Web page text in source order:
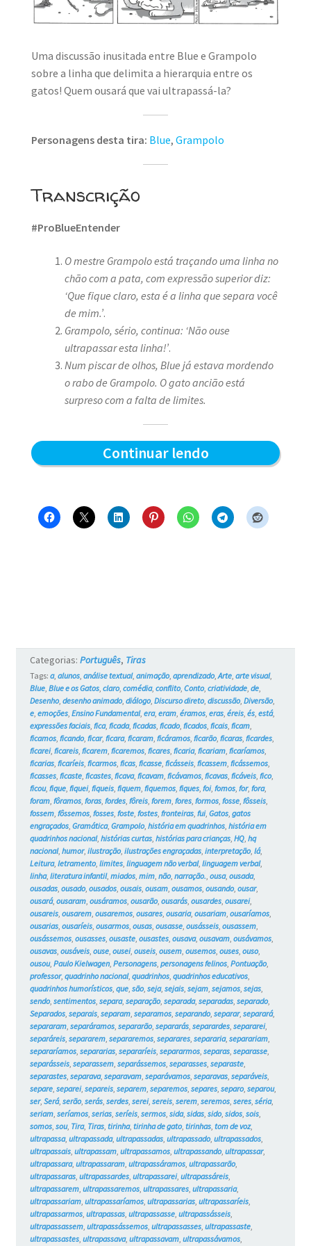
MINHA CONTA
CARRINHO
Search
for:
Uma discussão inusitada entre Blue e Grampolo
sobre a linha que delimita a hierarquia entre os
gatos! Quem ousará que vai ultrapassá-la?
Personagens desta tira: Blue, Grampolo
Transcrição
#ProBlueEntender
O mestre Grampolo está traçando uma linha no
chão com a pata, com expressão superior diz:
‘Que fique claro, esta é a linha que separa você
de mim.’.
Grampolo, sério, continua: ‘Não ouse
ultrapassar esta linha!’.
Num piscar de olhos, Blue já estava mordendo
o rabo de Grampolo. O gato ancião está
surpreso com a falta de limites.
Continuar lendoGrampolo
linha
Gatos
#5
Categorias: Português, Tiras
Tags: a, alunos, análise textual, animação, aprendizado, Arte, arte visual,
Blue, Blue e os Gatos, claro, comédia, conflito, Conto, criatividade, de,
Desenho, desenho animado, diálogo, Discurso direto, discussão, Diversão,
e, emoções, Ensino Fundamental, era, eram, éramos, eras, éreis, és, está,
expressões faciais, fica, ficada, ficadas, ficado, ficados, ficais, ficam,
ficamos, ficando, ficar, ficara, ficaram, ficáramos, ficarão, ficaras, ficardes,
ficarei, ficareis, ficarem, ficaremos, ficares, ficaria, ficariam, ficaríamos,
ficarias, ficaríeis, ficarmos, ficas, ficasse, ficásseis, ficassem, ficássemos,
ficasses, ficaste, ficastes, ficava, ficavam, ficávamos, ficavas, ficáveis, fico,
ficou, fique, fiquei, fiqueis, fiquem, fiquemos, fiques, foi, fomos, for, fora,
foram, fôramos, foras, fordes, fôreis, forem, fores, formos, fosse, fôsseis,
fossem, fôssemos, fosses, foste, fostes, fronteiras, fui, Gatos, gatos
engraçados, Gramática, Grampolo, história em quadrinhos, história em
quadrinhos nacional, histórias curtas, histórias para crianças, HQ, hq
nacional, humor, ilustração, ilustrações engraçadas, interpretação, lá,
Leitura, letramento, limites, linguagem não verbal, linguagem verbal,
linha, literatura infantil, miados, mim, não, narração. ousa, ousada,
ousadas, ousado, ousados, ousais, ousam, ousamos, ousando, ousar,
ousará, ousaram, ousáramos, ousarão, ousarás, ousardes, ousarei,
ousareis, ousarem, ousaremos, ousares, ousaria, ousariam, ousaríamos,
ousarias, ousaríeis, ousarmos, ousas, ousasse, ousásseis, ousassem,
ousássemos, ousasses, ousaste, ousastes, ousava, ousavam, ousávamos,
ousavas, ousáveis, ouse, ousei, ouseis, ousem, ousemos, ouses, ouso,
ousou, Paulo Kielwagen, Personagens, personagens felinos, Pontuação,
professor, quadrinho nacional, quadrinhos, quadrinhos educativos,
quadrinhos humorísticos, que, são, seja, sejais, sejam, sejamos, sejas,
sendo, sentimentos, separa, separação, separada, separadas, separado,
Separados, separais, separam, separamos, separando, separar, separará,
separaram, separáramos, separarão, separarás, separardes, separarei,
separáreis, separarem, separaremos, separares, separaria, separariam,
separaríamos, separarias, separaríeis, separarmos, separas, separasse,
separásseis, separassem, separássemos, separasses, separaste,
separastes, separava, separavam, separávamos, separavas, separáveis,
separe, separei, separeis, separem, separemos, separes, separo, separou,
ser, Será, serão, serás, serdes, serei, sereis, serem, seremos, seres, séria,
seriam, seríamos, serias, seríeis, sermos, sida, sidas, sido, sidos, sois,
somos, sou, Tira, Tiras, tirinha, tirinha de gato, tirinhas, tom de voz,
ultrapassa, ultrapassada, ultrapassadas, ultrapassado, ultrapassados,
ultrapassais, ultrapassam, ultrapassamos, ultrapassando, ultrapassar,
ultrapassara, ultrapassaram, ultrapassáramos, ultrapassarão,
ultrapassaras, ultrapassardes, ultrapassarei, ultrapassáreis,
ultrapassarem, ultrapassaremos, ultrapassares, ultrapassaria,
ultrapassariam, ultrapassaríamos, ultrapassarias, ultrapassaríeis,
ultrapassarmos, ultrapassas, ultrapassasse, ultrapassásseis,
ultrapassassem, ultrapassássemos, ultrapassasses, ultrapassaste,
ultrapassastes, ultrapassava, ultrapassavam, ultrapassávamos,